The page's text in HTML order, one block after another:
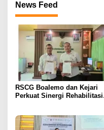
News Feed
RSCG Boalemo dan Kejari
Perkuat Sinergi Rehabilitasi
Restoratif